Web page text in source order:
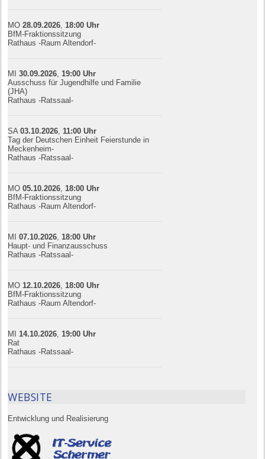
MO28.09.2026 18:00 Uhr
BfM-Fraktionssitzung
Rathaus -Raum Altendorf-
MI30.09.2026 19:00 Uhr
Ausschuss für Jugendhilfe und Familie
(JHA)
Rathaus -Ratssaal-
SA03.10.2026 11:00 Uhr
Tag der Deutschen Einheit Feierstunde in
Meckenheim-
Rathaus -Ratssaal-
MO05.10.2026 18:00 Uhr
BfM-Fraktionssitzung
Rathaus -Raum Altendorf-
MI07.10.2026 18:00 Uhr
Haupt- und Finanzausschuss
Rathaus -Ratssaal-
MO 12.10.2026 18:00 Uhr
BfM-Fraktionssitzung
Rathaus -Raum Altendorf-
MI 14.10.2026 19:00 Uhr
Rat
Rathaus -Ratssaal-
WEBSITE
Entwicklung und Realisierung